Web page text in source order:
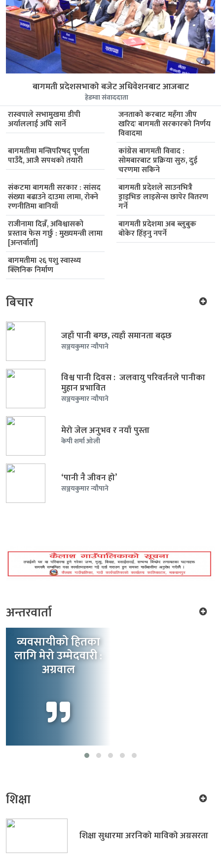
बागमती प्रदेशसभाको बजेट अधिवेशनबाट आजबाट
हेडम्वा संवाददाता
रास्वपाले सभामुखमा डीपी
अर्याललाई अघि सार्ने
जनताको करबाट महँगा जीप
खरिदः बागमती सरकारको निर्णय
विवादमा
बागमतीमा मन्त्रिपरिषद् पूर्णता
पाउँदै, आजै सपथको तयारी
कांग्रेस बागमती विवाद :
सोमबारबाट प्रक्रिया सुरु, दुई
चरणमा सकिने
संकटमा बागमती सरकार : सांसद
संख्या बढाउने दाउमा लामा, रोक्ने
रणनीतिमा बानियाँ
बागमती प्रदेशले साउनभित्रै
ड्राइभिङ लाइसेन्स छापेर वितरण
गर्ने
राजीनामा दिन्नँ, अविश्वासको
प्रस्ताव फेस गर्छु : मुख्यमन्त्री लामा
[अन्तर्वार्ता]
बागमती प्रदेशमा अब ब्लुबुक
बोकेर हिँड्नु नपर्ने
बागमतीमा २६ पशु स्वास्थ्य
क्लिनिक निर्माण
बिचार
जहाँ पानी बग्छ, त्यहाँ समानता बढ्छ
सञ्जयकुमार न्यौपाने
विश्व पानी दिवस : जलवायु परिवर्तनले पानीका
मुहान प्रभावित
सञ्जयकुमार न्यौपाने
मेरो जेल अनुभव र नयाँ पुस्ता
केपी शर्मा ओली
‘पानी नै जीवन हो’
सञ्जयकुमार न्यौपाने
अन्तरवार्ता
व्यवसायीको हितका
लागि मेरो उम्मेदवारी :
अग्रवाल
योजना कटौती गरेर
बजेट विनियोजन गर्छौं
शिक्षा
शिक्षा सुधारमा अरनिको माविको अग्रसरता